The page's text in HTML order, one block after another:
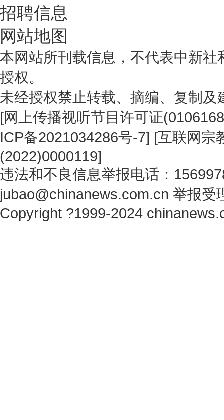
招聘信息
网站地图
本网站所刊载信息，不代表中新
授权。
未经授权禁止转载、摘编、复制
[网上传播视听节目许可证
ICP备2021034286号-7] [互联网宗
(2022)0000119]
违法和不良信息举报电话：
jubao@chinanews.com.cn 举报受
Copyright ?1999-2024